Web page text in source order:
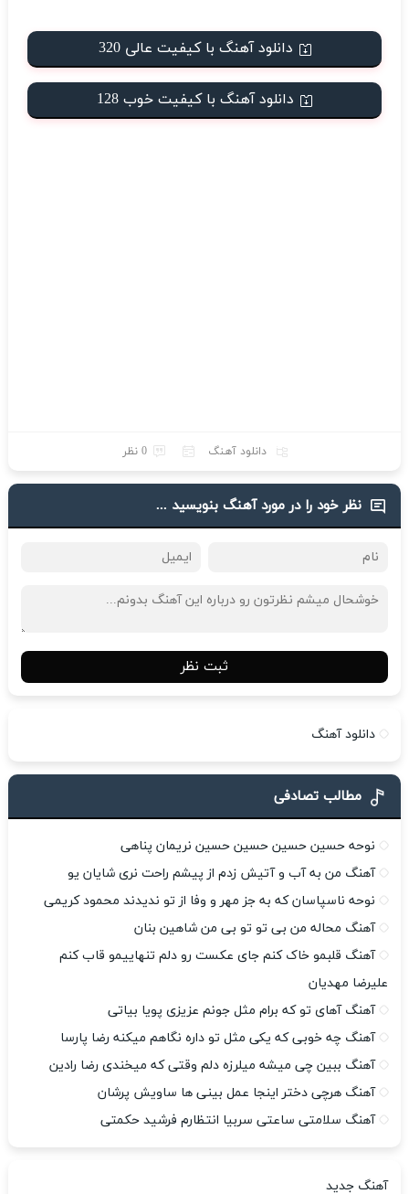
دانلود آهنگ با کیفیت عالی 320
دانلود آهنگ با کیفیت خوب 128
دانلود آهنگ 0 نظر
نظر خود را در مورد آهنگ بنویسید ...
ثبت نظر
دانلود آهنگ
مطالب تصادفی
نوحه حسین حسین حسین حسین نریمان پناهی
آهنگ من به آب و آتیش زدم از پیشم راحت نری شایان یو
نوحه ناسپاسان که به جز مهر و وفا از تو ندیدند محمود کریمی
آهنگ محاله من بی تو تو بی من شاهین بنان
آهنگ قلبمو خاک کنم جای عکست رو دلم تنهاییمو قاب کنم
علیرضا مهدیان
آهنگ آهای تو که برام مثل جونم عزیزی پویا بیاتی
آهنگ چه خوبی که یکی مثل تو داره نگاهم میکنه رضا پارسا
آهنگ ببین چی میشه میلرزه دلم وقتی که میخندی رضا رادین
آهنگ هرچی دختر اینجا عمل بینی ها ساویش پرشان
آهنگ سلامتی ساعتی سربیا انتظارم فرشید حکمتی
آهنگ جدید